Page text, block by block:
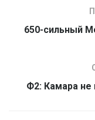
650-сильный
Ф2: Камара не